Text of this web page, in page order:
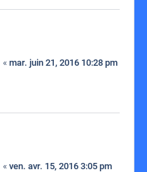
« mar. juin 21, 2016 10:28 pm
« ven. avr. 15, 2016 3:05 pm